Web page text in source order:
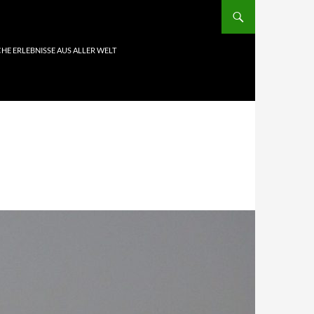
ERLEBNISSE AUS ALLER WELT